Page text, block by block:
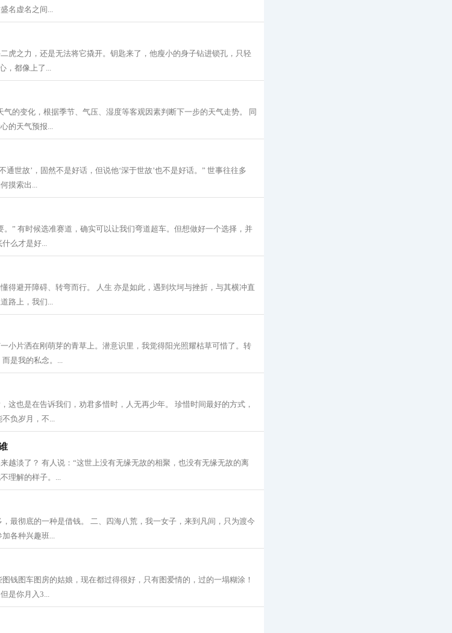
名虚名之间...
虎之力，还是无法将它撬开。钥匙来了，他瘦小的身子钻进锁孔，只轻
，都像上了...
的变化，根据季节、气压、湿度等客观因素判断下一步的天气走势。 同
的天气预报...
世故’，固然不是好话，但说他‘深于世故’也不是好话。” 世事往往多
摸索出...
” 有时候选准赛道，确实可以让我们弯道超车。但想做好一个选择，并
么才是好...
得避开障碍、转弯而行。 人生 亦是如此，遇到坎坷与挫折，与其横冲直
路上，我们...
小片洒在刚萌芽的青草上。潜意识里，我觉得阳光照耀枯草可惜了。转
是我的私念。...
这也是在告诉我们，劝君多惜时，人无再少年。 珍惜时间最好的方式，
负岁月，不...
越淡了？ 有人说：“这世上没有无缘无故的相聚，也没有无缘无故的离
理解的样子。...
最彻底的一种是借钱。 二、四海八荒，我一女子，来到凡间，只为渡今
各种兴趣班...
钱图车图房的姑娘，现在都过得很好，只有图爱情的，过的一塌糊涂！
是你月入3...